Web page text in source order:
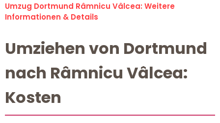
Umzug Dortmund Râmnicu Vâlcea: Weitere
Informationen & Details
Umziehen von Dortmund
nach Râmnicu Vâlcea:
Kosten